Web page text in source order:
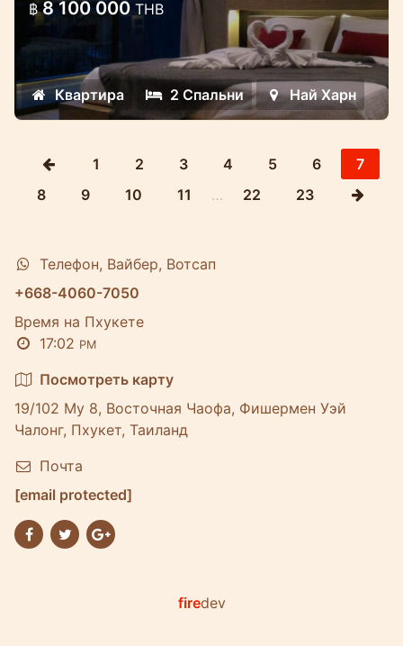
Просторные апартаменты рядом с
пляжем
฿ 8 100 000 THB
Квартира 2 Спальни Най Харн
1 2 3 4 5 6
7
8
9 10 11 … 22 23
Телефон, Вайбер, Вотсап
+668-4060-7050
Время на Пхукете
17:02 PM
Посмотреть карту
19/102 Му 8, Восточная Чаофа, Фишермен Уэй
Чалонг, Пхукет, Таиланд
Почта
[email protected]
firedev